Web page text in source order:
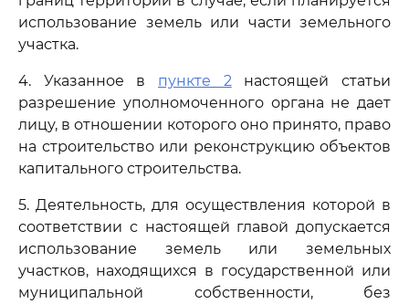
использование земель или части земельного
участка.
4. Указанное в пункте 2настоящей статьи
разрешение уполномоченного органа не дает
лицу, в отношении которого оно принято, право
на строительство или реконструкцию объектов
капитального строительства.
5. Деятельность, для осуществления которой в
соответствии с настоящей главой допускается
использование земель или земельных
участков, находящихся в государственной или
муниципальной собственности, без